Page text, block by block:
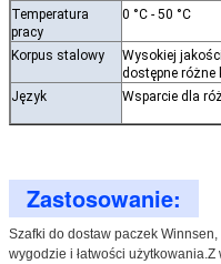
Temperatura
pracy
0 °C - 50 °C
Korpus stalowy
Wysokiej
dostępne różne
Język
Wsparcie dla
Zastosowanie:
Szafki do dostaw paczek
wygodzie i łatwości